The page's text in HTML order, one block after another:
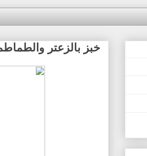
خبز بالزعتر